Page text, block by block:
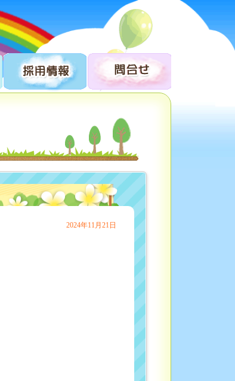
2024年11月21日